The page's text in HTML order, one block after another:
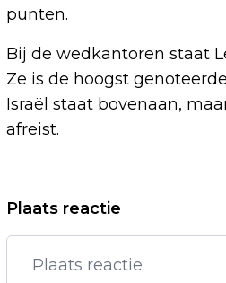
punten.
Bij de wedkantoren staat
Ze is de hoogst
Israël staat bovenaan,
afreist.
Vorig artikel
KONINGSPAAR KIJKT
Plaats reactie